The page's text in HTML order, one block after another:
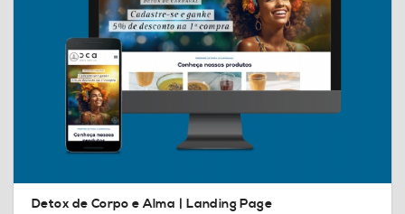
Detox de Corpo e Alma |Landing Page